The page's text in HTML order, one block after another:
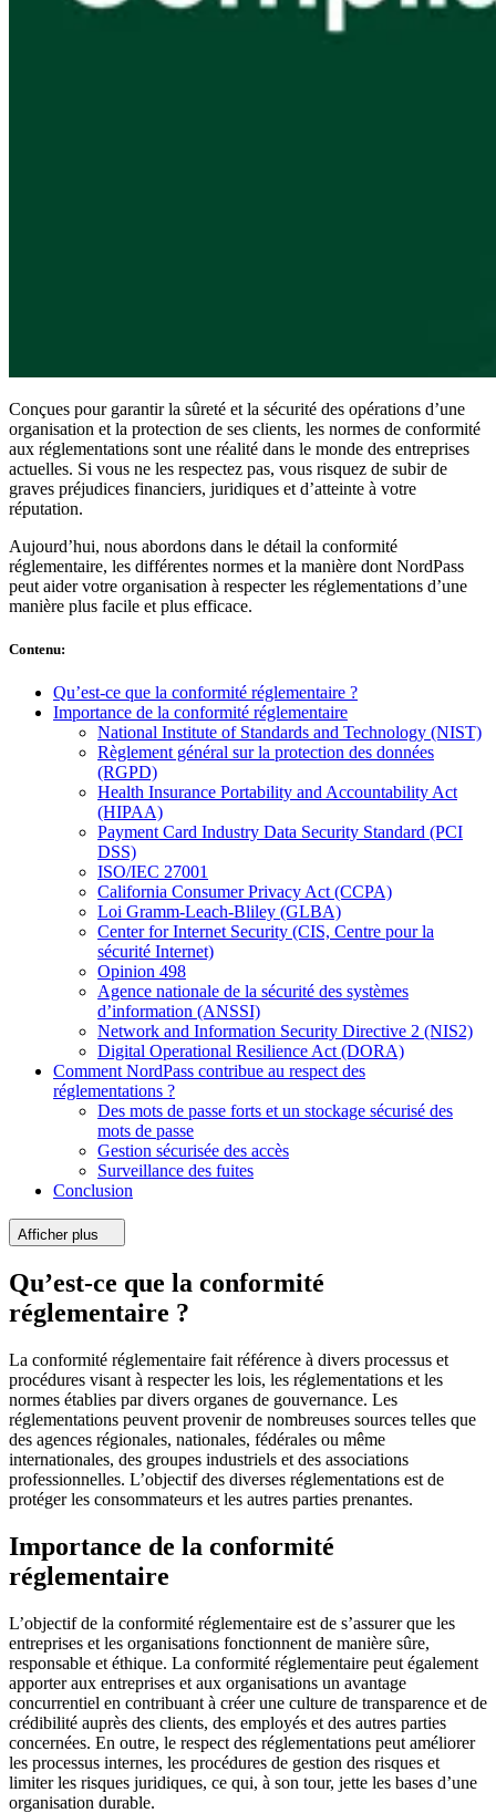
Conçues pour garantir la sûreté et la sécurité des opérations d’une
organisation et la protection de ses clients, les normes de conformité
aux réglementations sont une réalité dans le monde des entreprises
actuelles. Si vous ne les respectez pas, vous risquez de subir de
graves préjudices financiers, juridiques et d’atteinte à votre
réputation.
Aujourd’hui, nous abordons dans le détail la conformité
réglementaire, les différentes normes et la manière dont NordPass
peut aider votre organisation à respecter les réglementations d’une
manière plus facile et plus efficace.
Contenu:
Qu’est-ce que la conformité réglementaire ?
Importance de la conformité réglementaire
National Institute of Standards and Technology (NIST)
Règlement général sur la protection des données
(RGPD)
Health Insurance Portability and Accountability Act
(HIPAA)
Payment Card Industry Data Security Standard (PCI
DSS)
ISO/IEC 27001
California Consumer Privacy Act (CCPA)
Loi Gramm-Leach-Bliley (GLBA)
Center for Internet Security (CIS, Centre pour la
sécurité Internet)
Opinion 498
Agence nationale de la sécurité des systèmes
d’information (ANSSI)
Network and Information Security Directive 2 (NIS2)
Digital Operational Resilience Act (DORA)
Comment NordPass contribue au respect des
réglementations ?
Des mots de passe forts et un stockage sécurisé des
mots de passe
Gestion sécurisée des accès
Surveillance des fuites
Conclusion
Afficher plus
Qu’est-ce que la conformité
réglementaire ?
La conformité réglementaire fait référence à divers processus et
procédures visant à respecter les lois, les réglementations et les
normes établies par divers organes de gouvernance. Les
réglementations peuvent provenir de nombreuses sources telles que
des agences régionales, nationales, fédérales ou même
internationales, des groupes industriels et des associations
professionnelles. L’objectif des diverses réglementations est de
protéger les consommateurs et les autres parties prenantes.
Importance de la conformité
réglementaire
L’objectif de la conformité réglementaire est de s’assurer que les
entreprises et les organisations fonctionnent de manière sûre,
responsable et éthique. La conformité réglementaire peut également
apporter aux entreprises et aux organisations un avantage
concurrentiel en contribuant à créer une culture de transparence et de
crédibilité auprès des clients, des employés et des autres parties
concernées. En outre, le respect des réglementations peut améliorer
les processus internes, les procédures de gestion des risques et
limiter les risques juridiques, ce qui, à son tour, jette les bases d’une
organisation durable.